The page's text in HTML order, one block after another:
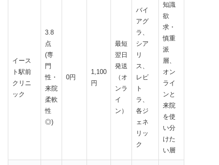
イース
ト駅前
クリニ
ック
3.8
点
(専
門
性・
来院
柔軟
性
◎)
0円
1,100
円
最短
翌日
発送
（オ
ンラ
イ
ン）
バイ
アグ
ラ、
シア
リ
ス、
レビ
ト
ラ、
各ジ
ェネ
リッ
ク
知識
欲
求・
慎重
派
層、
オン
ライ
ンと
来院
を使
い分
けた
い層